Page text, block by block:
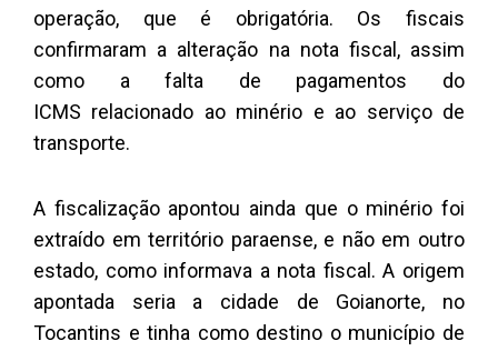
operação, que é obrigatória. Os fiscais
confirmaram a alteração na nota fiscal, assim
como a falta de pagamentos do
ICMS relacionado ao minério e ao serviço de
transporte.
A fiscalização apontou ainda que o minério foi
extraído em território paraense, e não em outro
estado, como informava a nota fiscal. A origem
apontada seria a cidade de Goianorte, no
Tocantins e tinha como destino o município de